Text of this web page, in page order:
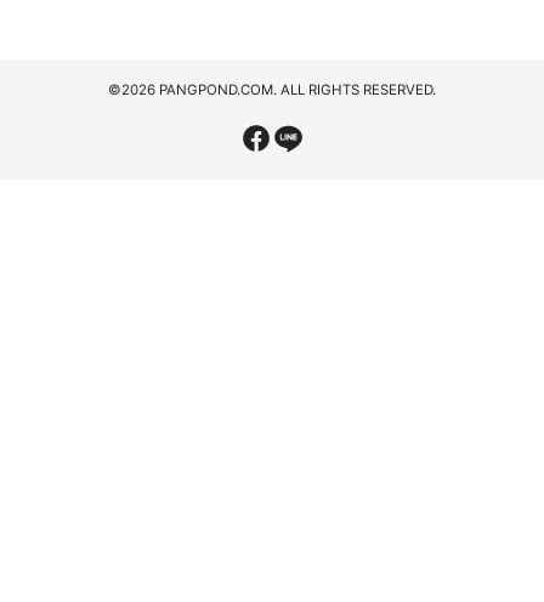
©2026 PANGPOND.COM. ALL RIGHTS RESERVED.